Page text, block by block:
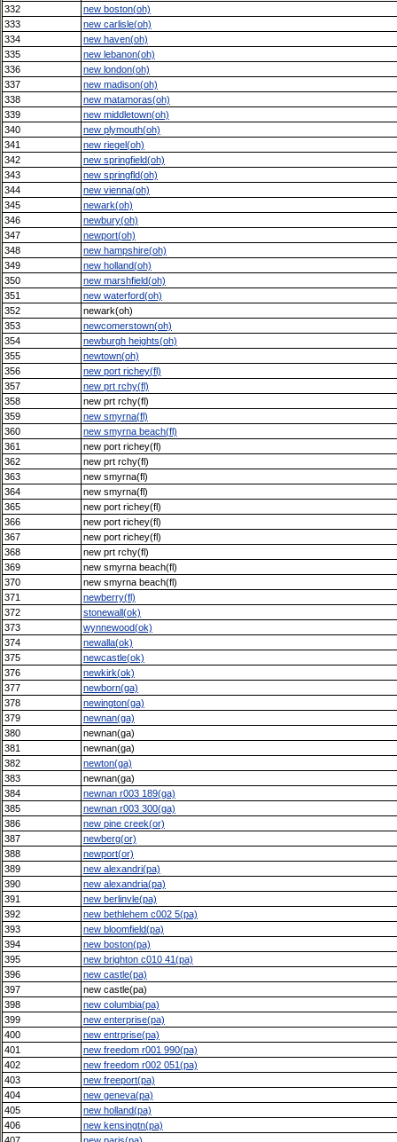
332
new boston(oh)
333
new carlisle(oh)
334
new haven(oh)
335
new lebanon(oh)
336
new london(oh)
337
new madison(oh)
338
new matamoras(oh)
339
new middletown(oh)
340
new plymouth(oh)
341
new riegel(oh)
342
new springfield(oh)
343
new springfld(oh)
344
new vienna(oh)
345
newark(oh)
346
newbury(oh)
347
newport(oh)
348
new hampshire(oh)
349
new holland(oh)
350
new marshfield(oh)
351
new waterford(oh)
352
newark(oh)
353
newcomerstown(oh)
354
newburgh heights(oh)
355
newtown(oh)
356
new port richey(fl)
357
new prt rchy(fl)
358
new prt rchy(fl)
359
new smyrna(fl)
360
new smyrna beach(fl)
361
new port richey(fl)
362
new prt rchy(fl)
363
new smyrna(fl)
364
new smyrna(fl)
365
new port richey(fl)
366
new port richey(fl)
367
new port richey(fl)
368
new prt rchy(fl)
369
new smyrna beach(fl)
370
new smyrna beach(fl)
371
newberry(fl)
372
stonewall(ok)
373
wynnewood(ok)
374
newalla(ok)
375
newcastle(ok)
376
newkirk(ok)
377
newborn(ga)
378
newington(ga)
379
newnan(ga)
380
newnan(ga)
381
newnan(ga)
382
newton(ga)
383
newnan(ga)
384
newnan r003 189(ga)
385
newnan r003 300(ga)
386
new pine creek(or)
387
newberg(or)
388
newport(or)
389
new alexandri(pa)
390
new alexandria(pa)
391
new berlinvle(pa)
392
new bethlehem c002 5(pa)
393
new bloomfield(pa)
394
new boston(pa)
395
new brighton c010 41(pa)
396
new castle(pa)
397
new castle(pa)
398
new columbia(pa)
399
new enterprise(pa)
400
new entrprise(pa)
401
new freedom r001 990(pa)
402
new freedom r002 051(pa)
403
new freeport(pa)
404
new geneva(pa)
405
new holland(pa)
406
new kensingtn(pa)